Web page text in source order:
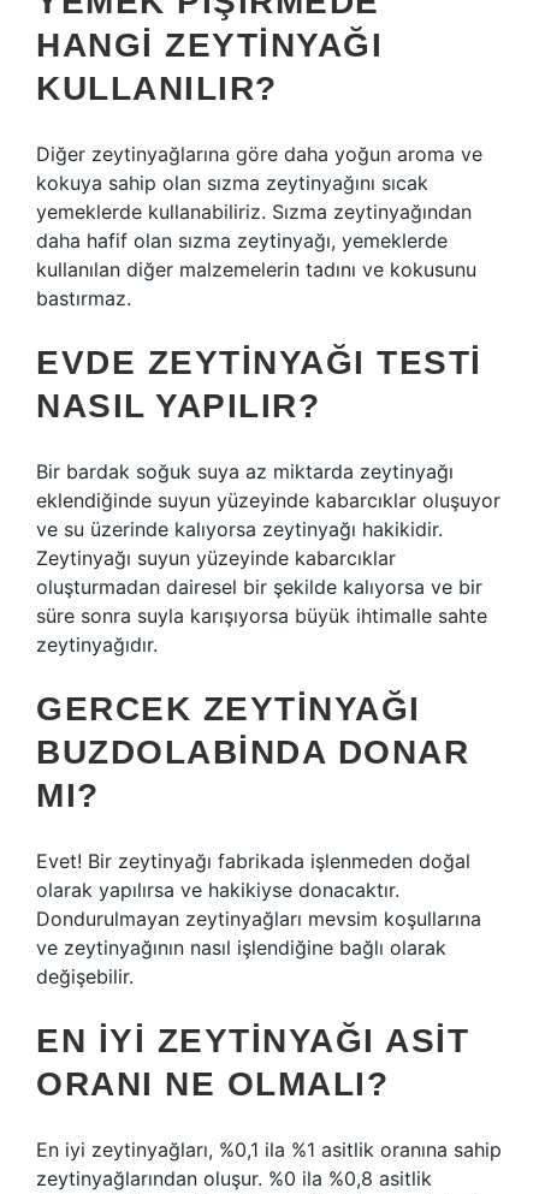
HANGI ZEYTINYAĞI
KULLANILIR?
Diğer zeytinyağlarına göre daha yoğun aroma ve
kokuya sahip olan sızma zeytinyağını sıcak
yemeklerde kullanabiliriz. Sızma zeytinyağından
daha hafif olan sızma zeytinyağı, yemeklerde
kullanılan diğer malzemelerin tadını ve kokusunu
bastırmaz.
EVDE ZEYTINYAĞI TESTI
NASIL YAPILIR?
Bir bardak soğuk suya az miktarda zeytinyağı
eklendiğinde suyun yüzeyinde kabarcıklar oluşuyor
ve su üzerinde kalıyorsa zeytinyağı hakikidir.
Zeytinyağı suyun yüzeyinde kabarcıklar
oluşturmadan dairesel bir şekilde kalıyorsa ve bir
süre sonra suyla karışıyorsa büyük ihtimalle sahte
zeytinyağıdır.
GERCEK ZEYTINYAĞI
BUZDOLABINDA DONAR
MI?
Evet! Bir zeytinyağı fabrikada işlenmeden doğal
olarak yapılırsa ve hakikiyse donacaktır.
Dondurulmayan zeytinyağları mevsim koşullarına
ve zeytinyağının nasıl işlendiğine bağlı olarak
değişebilir.
EN IYI ZEYTINYAĞI ASIT
ORANI NE OLMALI?
En iyi zeytinyağları, %0,1 ila %1 asitlik oranına sahip
zeytinyağlarından oluşur. %0 ila %0,8 asitlik